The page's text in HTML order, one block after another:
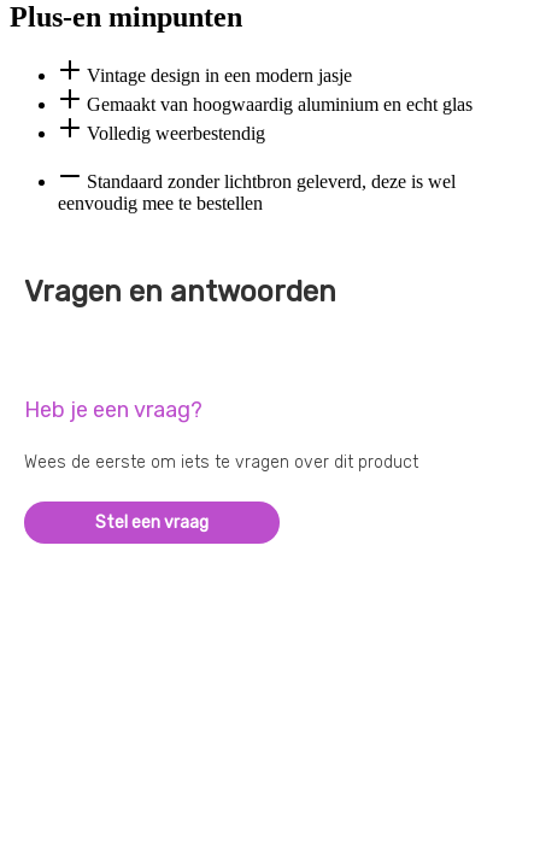
Plus-en minpunten
Vintage design in een modern jasje
Gemaakt van hoogwaardig aluminium en echt glas
Volledig weerbestendig
Standaard zonder lichtbron geleverd, deze is wel
eenvoudig mee te bestellen
Vragen en antwoorden
Heb je een vraag?
Wees de eerste om iets te vragen over dit product
Stel een vraag